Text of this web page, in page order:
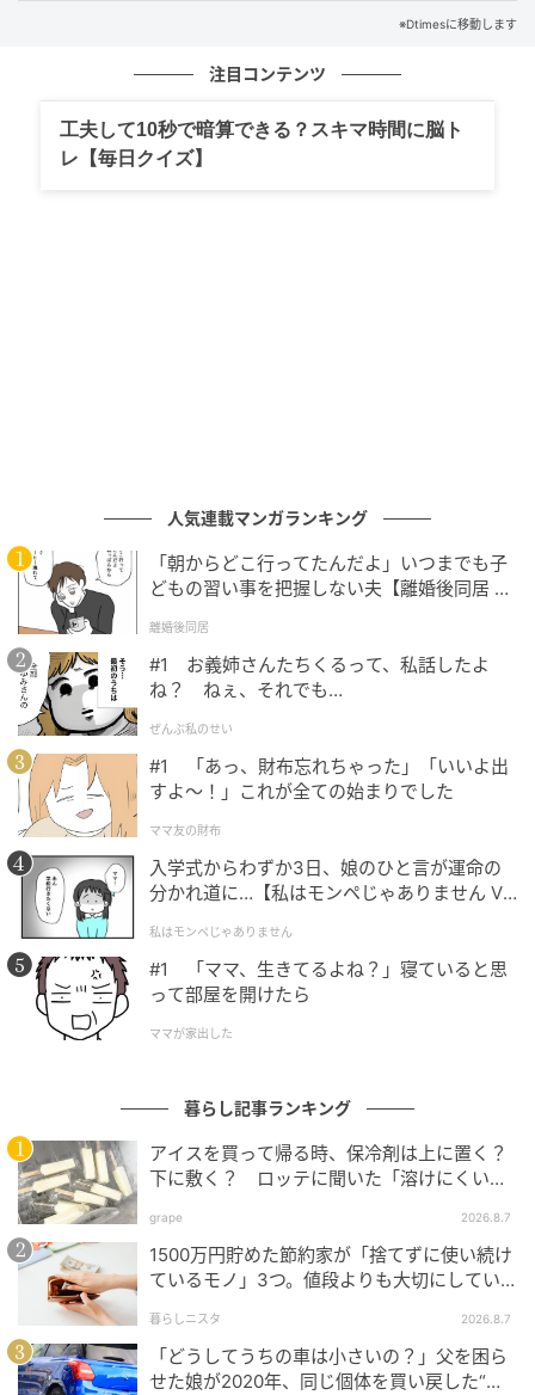
プロダクト部門の最優秀賞・優秀賞作品は、世界各国
から毎回2万人前後の来場者が訪れるイタリアの国際見
クリエイティブ部門には高校生以下を対象としたユー
クリエイティブ部門はデザイン画での応募となりま
す。
最優秀賞（1作品）には賞金20万円に加えてモデリス
トによる実物サンプル制作が行われ、優秀賞（1作品）
には賞金10万円と同じくサンプル制作の特典が付きま
す。
入賞8作品にはTLFオリジナル革製品が贈られます。
クリエイティブ部門内のユース・クリエーターズ賞は
高校生以下を対象とした1作品にTLFオリジナル革製品
が授与されます。
審査員と選考スケジュール
ゲスト審査員には、ファッションデザイナーの青木明
ファッションディレクターの萩原輝美が参加します。
TLF審査委員会・イタリア リネアペッレ審査委員会と
合わせた三者構成での審査となります。
プロダクト部門では7月中旬に一次審査が実施され、
7〜8月にインターネット投票が行われます。
表彰式および作品展示は2026年12月開催予定のTLF会
場にて執り行われます。
※Dtimesに移動します
注目コンテンツ
工夫して10秒で暗算できる？スキマ時間に脳ト
レ【毎日クイズ】
人気連載マンガランキング
「朝からどこ行ってたんだよ」いつまでも子
どもの習い事を把握しない夫【離婚後同居 Vo
離婚後同居
#1 お義姉さんたちくるって、私話したよ
ね？ ねぇ、それでも…
ぜんぶ私のせい
#1 「あっ、財布忘れちゃった」「いいよ出
すよ〜！」これが全ての始まりでした
ママ友の財布
入学式からわずか3日、娘のひと言が運命の
分かれ道に…【私はモンペじゃありません Vo
私はモンペじゃありません
#1 「ママ、生きてるよね？」寝ていると思
って部屋を開けたら
ママが家出した
暮らし記事ランキング
アイスを買って帰る時、保冷剤は上に置く？
下に敷く？ ロッテに聞いた「溶けにくい持
grape 2026.8.7
1500万円貯めた節約家が「捨てずに使い続け
ているモノ」3つ。値段よりも大切にしてい
暮らしニスタ 2026.8.7
「どうしてうちの車は小さいの？」父を困ら
せた娘が2020年、同じ個体を買い戻した“意